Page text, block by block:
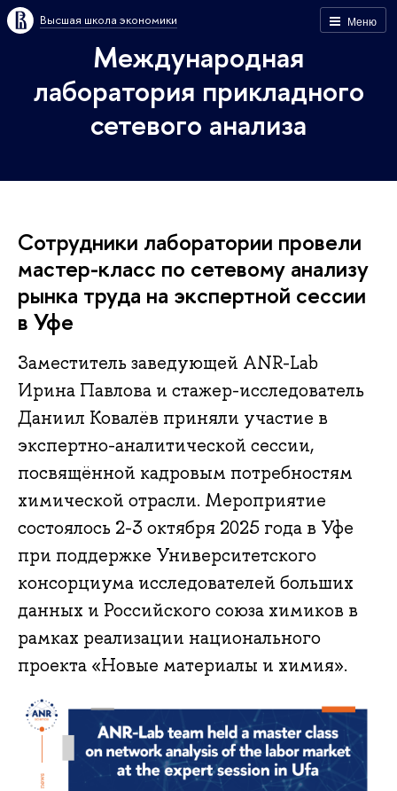
Меню
Высшая школа экономики
Международная
лаборатория прикладного
сетевого анализа
Сотрудники лаборатории провели
мастер-класс по сетевому анализу
рынка труда на экспертной сессии
в Уфе
Заместитель заведующей ANR-Lab
Ирина Павлова и стажер-исследователь
Даниил Ковалёв приняли участие в
экспертно-аналитической сессии,
посвящённой кадровым потребностям
химической отрасли. Мероприятие
состоялось 2-3 октября 2025 года в Уфе
при поддержке Университетского
консорциума исследователей больших
данных и Российского союза химиков в
рамках реализации национального
проекта «Новые материалы и химия».